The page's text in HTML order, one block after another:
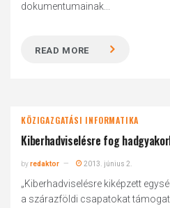
dokumentumainak...
READ MORE
KÖZIGAZGATÁSI INFORMATIKA
Kiberhadviselésre fog
byredaktor 2013. június 2.
„Kiberhadviselésre kiképzett
a szárazföldi csapatokat